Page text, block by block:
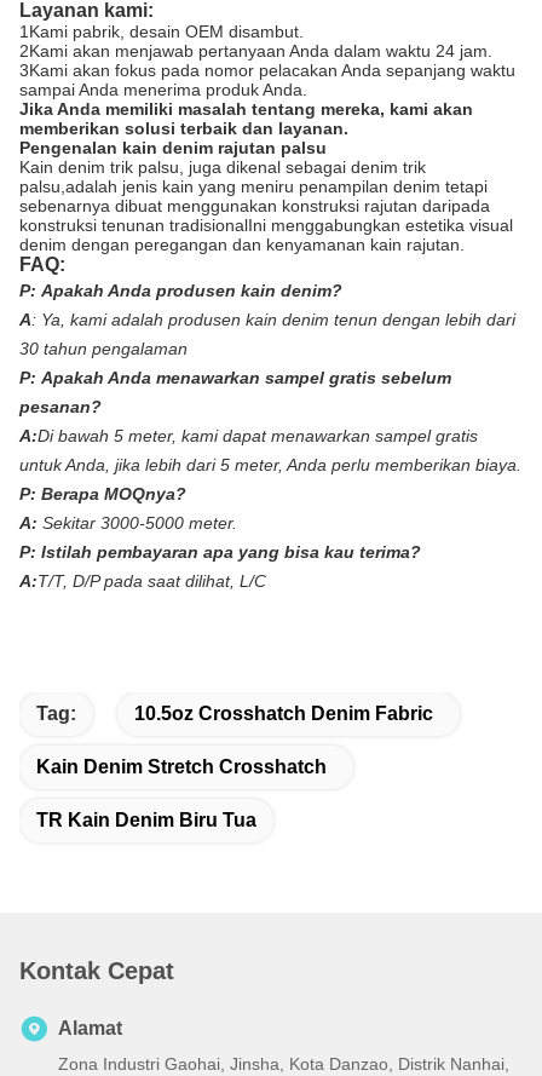
Layanan kami:
1Kami pabrik, desain OEM disambut.
2Kami akan menjawab pertanyaan Anda dalam waktu 24 jam.
3Kami akan fokus pada nomor pelacakan Anda sepanjang waktu
sampai Anda menerima produk Anda.
Jika Anda memiliki masalah tentang mereka, kami akan
memberikan solusi terbaik dan layanan.
Pengenalan kain denim rajutan palsu
Kain denim trik palsu, juga dikenal sebagai denim trik
palsu,adalah jenis kain yang meniru penampilan denim tetapi
sebenarnya dibuat menggunakan konstruksi rajutan daripada
konstruksi tenunan tradisionalIni menggabungkan estetika visual
denim dengan peregangan dan kenyamanan kain rajutan.
FAQ:
P: Apakah Anda produsen kain denim?
A: Ya, kami adalah produsen kain denim tenun dengan lebih dari
30 tahun pengalaman
P: Apakah Anda menawarkan sampel gratis sebelum
pesanan?
A:Di bawah 5 meter, kami dapat menawarkan sampel gratis
untuk Anda, jika lebih dari 5 meter, Anda perlu memberikan biaya.
P: Berapa MOQnya?
A: Sekitar 3000-5000 meter.
P: Istilah pembayaran apa yang bisa kau terima?
A:T/T, D/P pada saat dilihat, L/C
Tag: 10.5oz Crosshatch Denim Fabric
Kain Denim Stretch Crosshatch
TR Kain Denim Biru Tua
Kontak Cepat
Alamat
Zona Industri Gaohai, Jinsha, Kota Danzao, Distrik Nanhai,